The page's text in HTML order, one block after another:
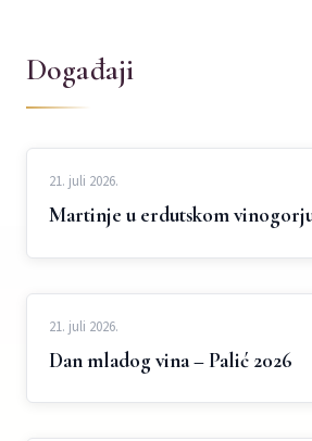
Događaji
21. juli 2026.
Martinje u erdutskom
21. juli 2026.
Dan mladog vina – Palić 2026